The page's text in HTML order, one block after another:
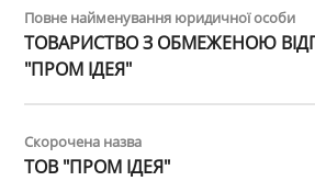
Повне найменування юридичної особи
ТОВАРИСТВО З ОБМЕЖЕНОЮ
"ПРОМ ІДЕЯ"
Скорочена назва
ТОВ "ПРОМ ІДЕЯ"